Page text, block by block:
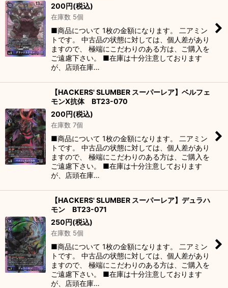
200円(税込)
在庫数 5個
■商品について 1枚の金額になります。 二アミン
トです。 中古品の状態に対しては、個人差があり
ますので、 極端にこだわりのある方は、ご購入を
ご遠慮下さい。 ■在庫は十分注意しております
が、店頭在庫…
【HACKERS' SLUMBER スーパーレア】ベルフェ
モンX抗体 BT23-070
200円(税込)
在庫数 7個
■商品について 1枚の金額になります。 二アミン
トです。 中古品の状態に対しては、個人差があり
ますので、 極端にこだわりのある方は、ご購入を
ご遠慮下さい。 ■在庫は十分注意しております
が、店頭在庫…
【HACKERS' SLUMBER スーパーレア】デュラハ
モン BT23-071
250円(税込)
在庫数 5個
■商品について 1枚の金額になります。 二アミン
トです。 中古品の状態に対しては、個人差があり
ますので、 極端にこだわりのある方は、ご購入を
ご遠慮下さい。 ■在庫は十分注意しております
が、店頭在庫…